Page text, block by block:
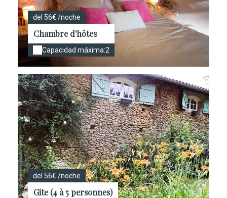
del 56€ /noche
Chambre d'hôtes
Capacidad máxima:2
del 56€ /noche
Gite (4 à 5 personnes)